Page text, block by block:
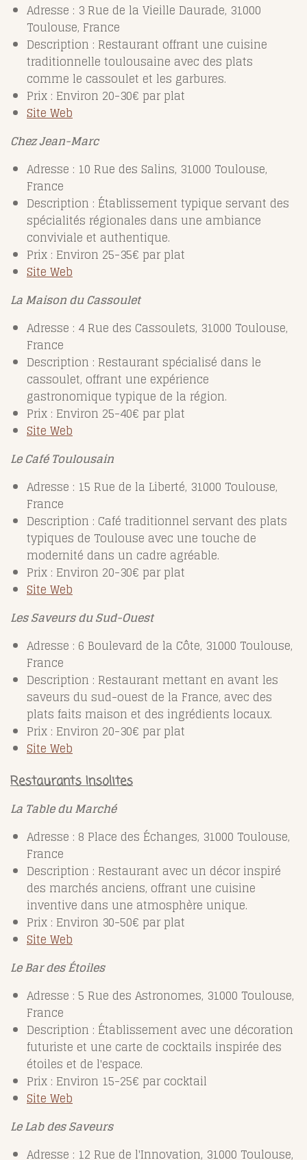
Adresse : 3 Rue de la Vieille Daurade, 31000
Toulouse, France
Description : Restaurant offrant une cuisine
traditionnelle toulousaine avec des plats
comme le cassoulet et les garbures.
Prix : Environ 20-30€ par plat
Site Web
Chez Jean-Marc
Adresse : 10 Rue des Salins, 31000 Toulouse,
France
Description : Établissement typique servant des
spécialités régionales dans une ambiance
conviviale et authentique.
Prix : Environ 25-35€ par plat
Site Web
La Maison du Cassoulet
Adresse : 4 Rue des Cassoulets, 31000 Toulouse,
France
Description : Restaurant spécialisé dans le
cassoulet, offrant une expérience
gastronomique typique de la région.
Prix : Environ 25-40€ par plat
Site Web
Le Café Toulousain
Adresse : 15 Rue de la Liberté, 31000 Toulouse,
France
Description : Café traditionnel servant des plats
typiques de Toulouse avec une touche de
modernité dans un cadre agréable.
Prix : Environ 20-30€ par plat
Site Web
Les Saveurs du Sud-Ouest
Adresse : 6 Boulevard de la Côte, 31000 Toulouse,
France
Description : Restaurant mettant en avant les
saveurs du sud-ouest de la France, avec des
plats faits maison et des ingrédients locaux.
Prix : Environ 20-30€ par plat
Site Web
Restaurants Insolites
La Table du Marché
Adresse : 8 Place des Échanges, 31000 Toulouse,
France
Description : Restaurant avec un décor inspiré
des marchés anciens, offrant une cuisine
inventive dans une atmosphère unique.
Prix : Environ 30-50€ par plat
Site Web
Le Bar des Étoiles
Adresse : 5 Rue des Astronomes, 31000 Toulouse,
France
Description : Établissement avec une décoration
futuriste et une carte de cocktails inspirée des
étoiles et de l'espace.
Prix : Environ 15-25€ par cocktail
Site Web
Le Lab des Saveurs
Adresse : 12 Rue de l'Innovation, 31000 Toulouse,